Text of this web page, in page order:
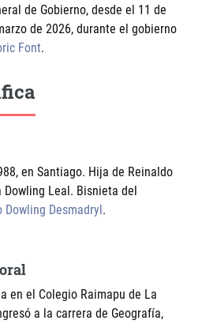
de Gobierno, desde el 11 de
de 2026, durante el gobierno
Font.
en Santiago. Hija de Reinaldo
Leal. Bisnieta del
Desmadryl .
en el Colegio Raimapu de La
a la carrera de Geografía,